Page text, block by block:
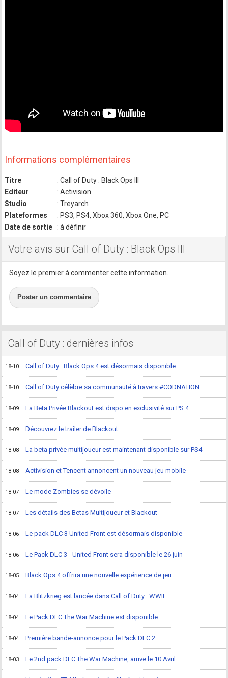
Informations complémentaires
Titre
: Call of Duty : Black Ops III
Editeur
: Activision
Studio
: Treyarch
Plateformes
: PS3, PS4, Xbox 360, Xbox One, PC
Date de sortie
: à définir
Votre avis sur Call of Duty : Black Ops III
Soyez le premier à commenter cette information.
Poster un commentaire
Call of Duty : dernières infos
18-10 Call of Duty : Black Ops 4 est désormais disponible
18-10 Call of Duty célèbre sa communauté à travers #CODNATION
18-09 La Beta Privée Blackout est dispo en exclusivité sur PS 4
18-09 Découvrez le trailer de Blackout
18-08 La beta privée multijoueur est maintenant disponible sur PS4
18-08 Activision et Tencent annoncent un nouveau jeu mobile
18-07 Le mode Zombies se dévoile
18-07 Les détails des Betas Multijoueur et Blackout
18-06 Le pack DLC 3 United Front est désormais disponible
18-06 Le Pack DLC 3 - United Front sera disponible le 26 juin
18-05 Black Ops 4 offrira une nouvelle expérience de jeu
18-04 La Blitzkrieg est lancée dans Call of Duty : WWII
18-04 Le Pack DLC The War Machine est disponible
18-04 Première bande-annonce pour le Pack DLC 2
18-03 Le 2nd pack DLC The War Machine, arrive le 10 Avril